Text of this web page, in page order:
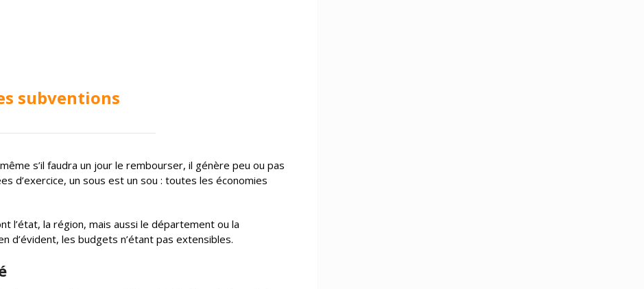
subventions
s’il faudra un jour le rembourser, il génère peu ou pas
d’exercice, un sous est un sou : toutes les économies
l’état, la région, mais aussi le département ou la
d’évident, les budgets n’étant pas extensibles.